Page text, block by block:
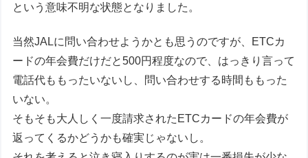
という意味不明な状態となりました。
当然JALに問い合わせようかとも思うのですが、ETCカ
ードの年会費だけだと500円程度なので、はっきり言って
電話代ももったいないし、問い合わせする時間ももった
いない。
そもそも大人しく一度請求されたETCカードの年会費が
返ってくるかどうかも確実じゃないし。